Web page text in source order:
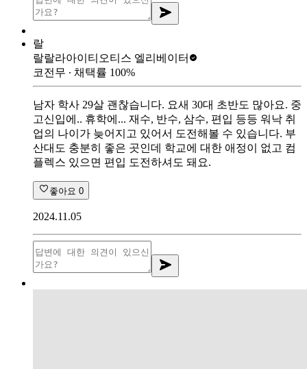
랄
랄랄라아이티 오티스 엘리베이터
코전무 ∙ 채택률 100%
남자 학사 29살 괜찮습니다. 요새 30대 초반도 많아요. 중
고신입에.. 휴학에... 재수, 반수, 삼수, 편입 등등 워낙 취
업의 나이가 늦어지고 있어서 도전해볼 수 있습니다. 부
산대도 충분히 좋은 곳인데 학교에 대한 애정이 없고 컴
플렉스 있으면 편입 도전하셔도 돼요.
좋아요 0
2024.11.05